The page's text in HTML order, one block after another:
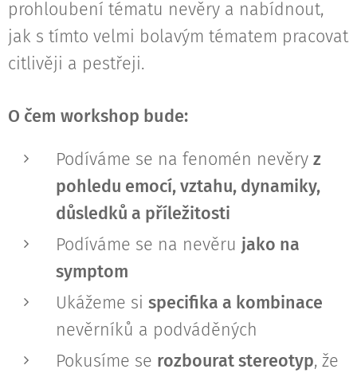
prohloubení tématu nevěry a nabídnout,
jak s tímto velmi bolavým tématem pracovat
citlivěji a pestřeji.
O čem workshop bude:
Podíváme se na fenomén nevěry z
pohledu emocí, vztahu, dynamiky,
důsledků a příležitosti
Podíváme se na nevěru jako na
symptom
Ukážeme si specifika a kombinace
nevěrníků a podváděných
Pokusíme se rozbourat stereotyp, že